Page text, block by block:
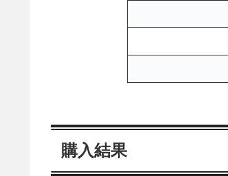
購入結果